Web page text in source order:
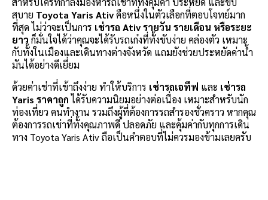
สบาย Toyota Yaris Ativคือหนึ่งในตัวเลือกที่ตอบโจทย์มาก
ที่สุด ไม่ว่าจะเป็นการ เช่ารถ Ativ รายวัน รายเดือน หรือระยะ
ยาว ก็มั่นใจได้ว่าคุณจะได้รับรถเก๋งที่ทั้งขับง่าย คล่องตัว เหมาะ
กับทั้งในเมืองและเดินทางต่างจังหวัด แถมยังช่วยประหยัดค่าน้ำ
มันได้อย่างดีเยี่ยม
ด้วยค่าเช่าที่เข้าถึงง่าย ทำให้บริการ เช่ารถเอทีฟ และ เช่ารถ
Yaris ราคาถูกได้รับความนิยมอย่างต่อเนื่อง เหมาะสำหรับนัก
ท่องเที่ยว คนทำงาน รวมถึงผู้ที่ต้องการรถสำรองชั่วคราว หากคุณ
ต้องการรถเช่าที่ทั้งคุณภาพดี ปลอดภัย และคุ้มค่ากับทุกการเดิน
ทาง Toyota Yaris Ativ ถือเป็นคำตอบที่ไม่ควรมองข้ามเลยครับ